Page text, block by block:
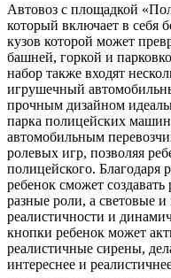
Автовоз с площадкой
который включает в себя
кузов которой может
башней, горкой и
набор также входят
игрушечный
прочным дизайном
парка полицейских
автомобильным
ролевых игр, позволяя
полицейского. Благодаря
ребенок сможет
разные роли, а световые
реалистичности и
кнопки ребенок может
реалистичные сирены,
интереснее и